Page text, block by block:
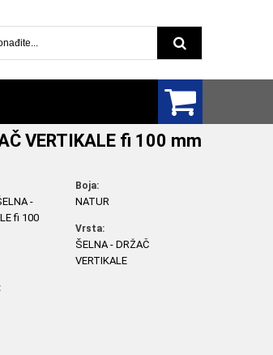
Pretraga
VERTIKALE fi 100 mm
-
fi 100
Boja:
NATUR
Vrsta:
ŠELNA - DRŽAČ
VERTIKALE